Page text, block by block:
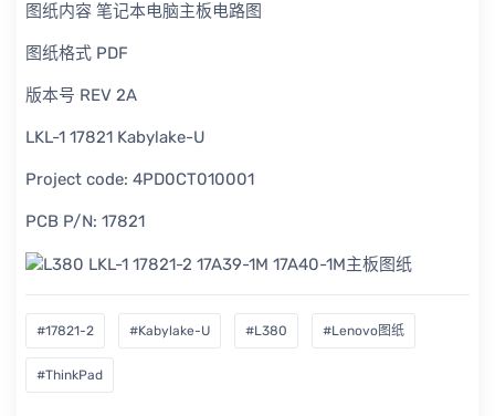
图纸内容 笔记本电脑主板电路图
图纸格式 PDF
版本号 REV 2A
LKL-1 17821 Kabylake-U
Project code: 4PD0CT010001
PCB P/N: 17821
#17821-2 #Kabylake-U #L380 #Lenovo图纸
#ThinkPad